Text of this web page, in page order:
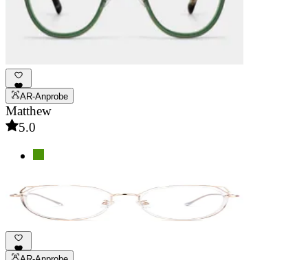
AR-Anprobe
Matthew
5.0